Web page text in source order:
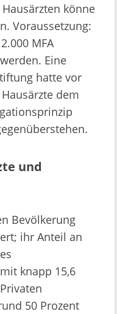
könne
Voraussetzung:
MFA
Eine
hatte vor
dem
und
Bevölkerung
ihr Anteil an
knapp 15,6
50 Prozent